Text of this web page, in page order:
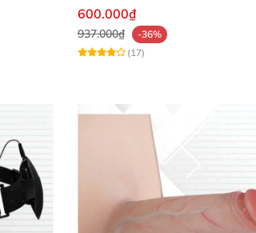
được yêu thích nhất tại Đây
600.000₫
937.000₫
-36%
(17)